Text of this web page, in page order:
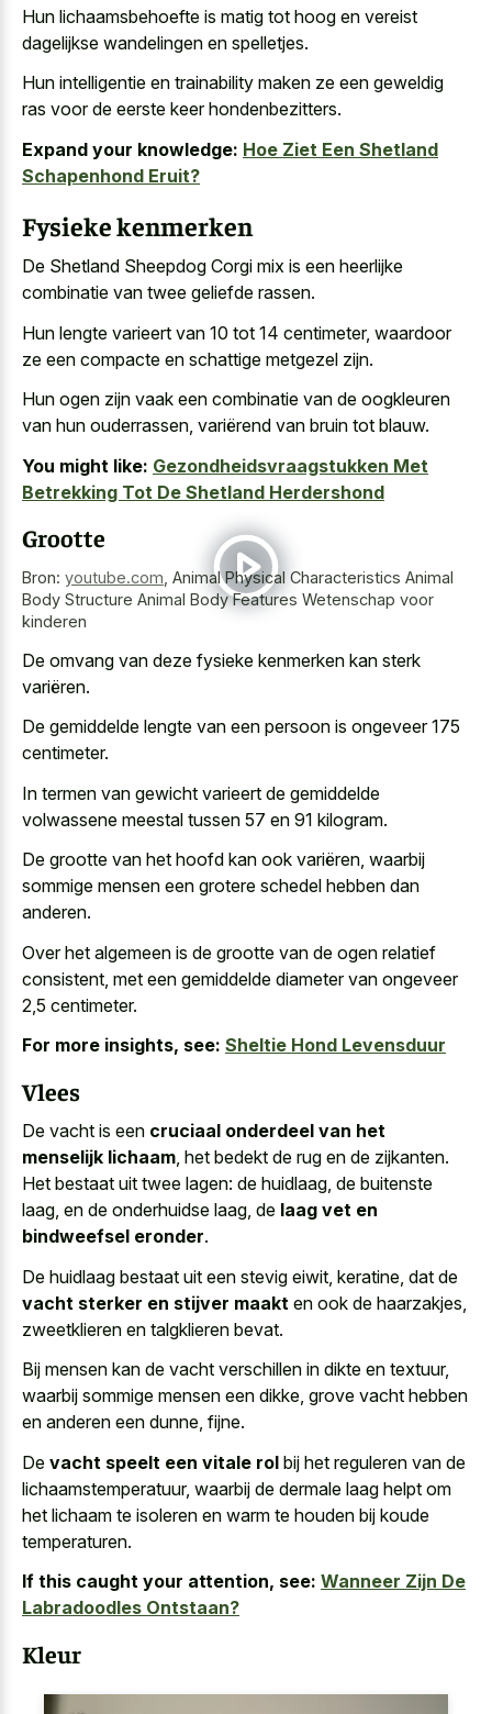
Hun lichaamsbehoefte is matig tot hoog en vereist
dagelijkse wandelingen en spelletjes.
Hun intelligentie en trainability maken ze een geweldig
ras voor de eerste keer hondenbezitters.
Expand your knowledge: Hoe Ziet Een Shetland
Schapenhond Eruit?
Fysieke kenmerken
De Shetland Sheepdog Corgi mix is een heerlijke
combinatie van twee geliefde rassen.
Hun lengte varieert van 10 tot 14 centimeter, waardoor
ze een compacte en schattige metgezel zijn.
Hun ogen zijn vaak een combinatie van de oogkleuren
van hun ouderrassen, variërend van bruin tot blauw.
You might like: Gezondheidsvraagstukken Met
Betrekking Tot De Shetland Herdershond
Grootte
Bron: youtube.com Animal Physical Characteristics Animal
Body Structure Animal Body Features Wetenschap voor
kinderen
De omvang van deze fysieke kenmerken kan sterk
variëren.
De gemiddelde lengte van een persoon is ongeveer 175
centimeter.
In termen van gewicht varieert de gemiddelde
volwassene meestal tussen 57 en 91 kilogram.
De grootte van het hoofd kan ook variëren, waarbij
sommige mensen een grotere schedel hebben dan
anderen.
Over het algemeen is de grootte van de ogen relatief
consistent, met een gemiddelde diameter van ongeveer
2,5 centimeter.
For more insights, see: Sheltie Hond Levensduur
Vlees
De vacht is een cruciaal onderdeel van het
menselijk lichaam, het bedekt de rug en de zijkanten.
Het bestaat uit twee lagen: de huidlaag, de buitenste
laag, en de onderhuidse laag, de laag vet en
bindweefsel eronder.
De huidlaag bestaat uit een stevig eiwit, keratine, dat de
vacht sterker en stijver maakt en ook de haarzakjes,
zweetklieren en talgklieren bevat.
Bij mensen kan de vacht verschillen in dikte en textuur,
waarbij sommige mensen een dikke, grove vacht hebben
en anderen een dunne, fijne.
De vacht speelt een vitale rol bij het reguleren van de
lichaamstemperatuur, waarbij de dermale laag helpt om
het lichaam te isoleren en warm te houden bij koude
temperaturen.
If this caught your attention, see: Wanneer Zijn De
Labradoodles Ontstaan?
Kleur